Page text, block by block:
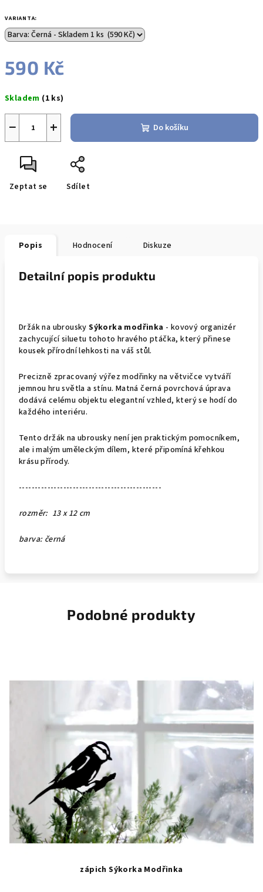
VARIANTA:
590 Kč
cena:
Skladem (1 ks)
+
− Do košíku
Zeptat se Sdílet
Popis Hodnocení Diskuze
Detailní popis produktu
Držák na ubrouskySýkorka modřinka - kovový organizér
zachycující siluetu tohoto hravého ptáčka, který přinese
kousek přírodní lehkosti na váš stůl.
Precizně zpracovaný výřez modřinky na větvičce vytváří
jemnou hru světla a stínu. Matná černá povrchová úprava
dodává celému objektu elegantní vzhled, který se hodí do
každého interiéru.
Tento držák na ubrousky není jen praktickým pomocníkem,
ale i malým uměleckým dílem, které připomíná křehkou
krásu přírody.
---------------------------------------------
rozměr: 13 x 12 cm
barva: černá
Podobné produkty
zápich Sýkorka Modřinka